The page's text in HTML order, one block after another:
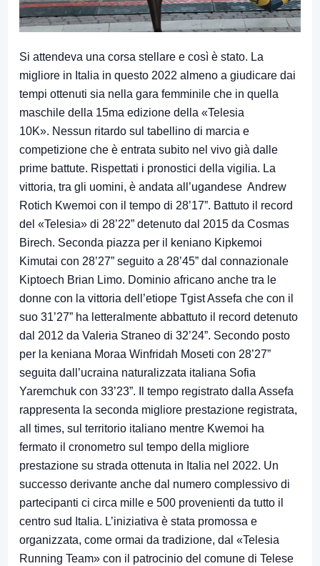
Si attendeva una corsa stellare e così è stato. La
migliore in Italia in questo 2022 almeno a giudicare dai
tempi ottenuti sia nella gara femminile che in quella
maschile della 15ma edizione della «Telesia
10K». Nessun ritardo sul tabellino di marcia e
competizione che è entrata subito nel vivo già dalle
prime battute. Rispettati i pronostici della vigilia. La
vittoria, tra gli uomini, è andata all’ugandese Andrew
Rotich Kwemoi con il tempo di 28’17”. Battuto il record
del «Telesia» di 28’22” detenuto dal 2015 da Cosmas
Birech. Seconda piazza per il keniano Kipkemoi
Kimutai con 28’27” seguito a 28’45” dal connazionale
Kiptoech Brian Limo. Dominio africano anche tra le
donne con la vittoria dell’etiope Tgist Assefa che con il
suo 31’27” ha letteralmente abbattuto il record detenuto
dal 2012 da Valeria Straneo di 32’24”. Secondo posto
per la keniana Moraa Winfridah Moseti con 28’27”
seguita dall’ucraina naturalizzata italiana Sofia
Yaremchuk con 33’23”. Il tempo registrato dalla Assefa
rappresenta la seconda migliore prestazione registrata,
all times, sul territorio italiano mentre Kwemoi ha
fermato il cronometro sul tempo della migliore
prestazione su strada ottenuta in Italia nel 2022. Un
successo derivante anche dal numero complessivo di
partecipanti ci circa mille e 500 provenienti da tutto il
centro sud Italia. L’iniziativa è stata promossa e
organizzata, come ormai da tradizione, dal «Telesia
Running Team» con il patrocinio del comune di Telese